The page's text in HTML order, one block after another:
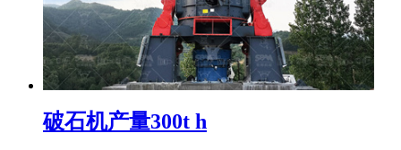
破石机产量300t h